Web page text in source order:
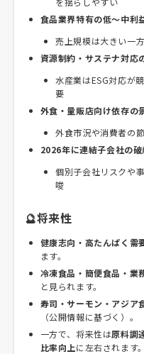
食品業界特有の低〜中利
売上規模は大きい一
資源制約・サステナ対応
水産業はESG対応が
要
外食・量販店向け依存の
外食市況や消費者の
2026年に連結子会社の
個別子会社リスクや
唆
🔮将来性
健康志向・高たんぱく需
ます。
冷凍食品・簡便食品・業
と見られます。
寿司・サーモン・アジア
（公開情報に基づく）。
一方で、将来性は原料調
比率向上に左右されます。